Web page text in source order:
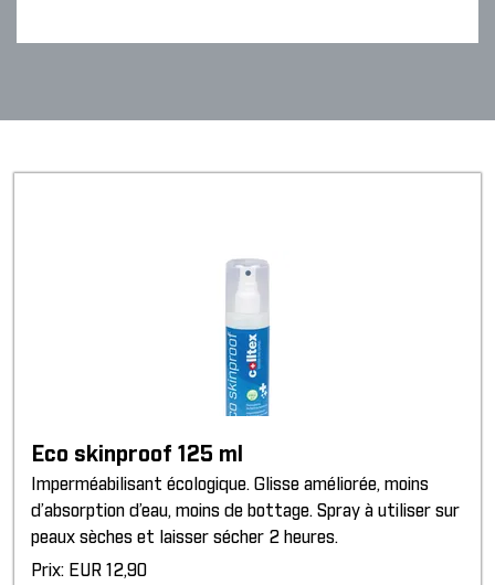
Eco skinproof 125 ml
Imperméabilisant écologique. Glisse améliorée, moins
d’absorption d’eau, moins de bottage. Spray à utiliser sur
peaux sèches et laisser sécher 2 heures.
Prix: EUR 12,90